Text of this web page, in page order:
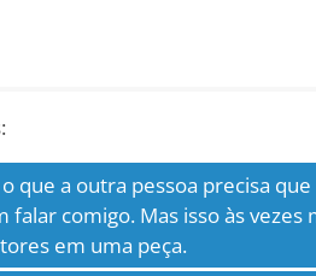
que a outra pessoa precisa que
falar comigo. Mas isso às vezes
em uma peça.